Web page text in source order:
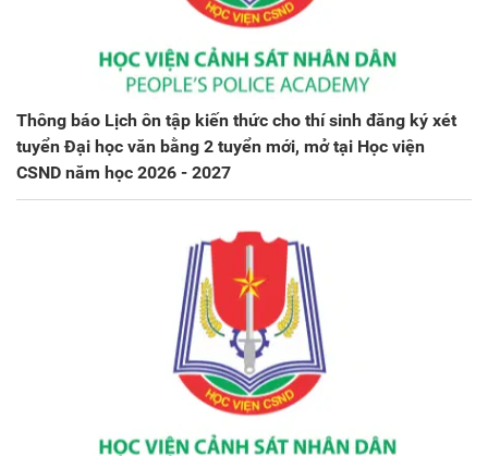
Thông báo Lịch ôn tập kiến thức cho thí sinh đăng ký xét
tuyển Đại học văn bằng 2 tuyển mới, mở tại Học viện
CSND năm học 2026 - 2027